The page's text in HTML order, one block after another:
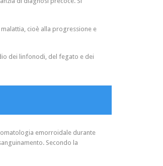
cioè alla progressione e
dei linfonodi, del fegato e dei
emorroidale durante
Secondo la